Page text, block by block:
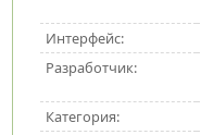
Интерфейс:
Разработчик:
Категория: